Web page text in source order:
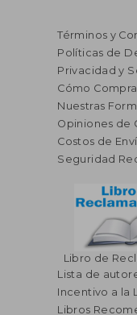
Términos y
Políticas de
Privacidad y
Cómo
Nuestras
Opiniones de
Costos de
Seguridad
Libro de
Lista de
Incentivo a la
Libros